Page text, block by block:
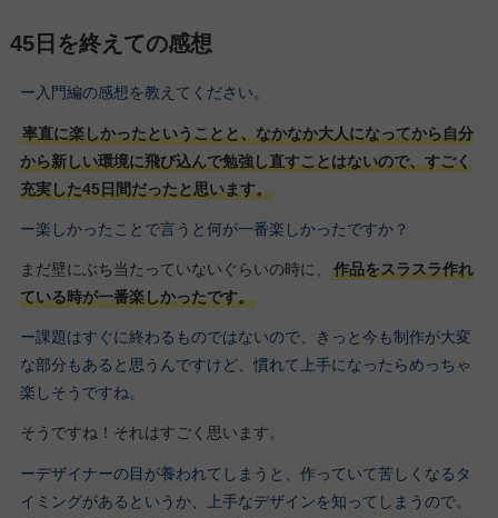
45日を終えての感想
ー入門編の感想を教えてください。
率直に楽しかったということと、なかなか大人になってから自分
から新しい環境に飛び込んで勉強し直すことはないので、すごく
充実した45日間だったと思います。
ー楽しかったことで言うと何が一番楽しかったですか？
まだ壁にぶち当たっていないぐらいの時に、
作品をスラスラ作れ
ている時が一番楽しかったです。
ー課題はすぐに終わるものではないので、きっと今も制作が大変
な部分もあると思うんですけど、慣れて上手になったらめっちゃ
楽しそうですね。
そうですね！それはすごく思います。
ーデザイナーの目が養われてしまうと、作っていて苦しくなるタ
イミングがあるというか、上手なデザインを知ってしまうので。